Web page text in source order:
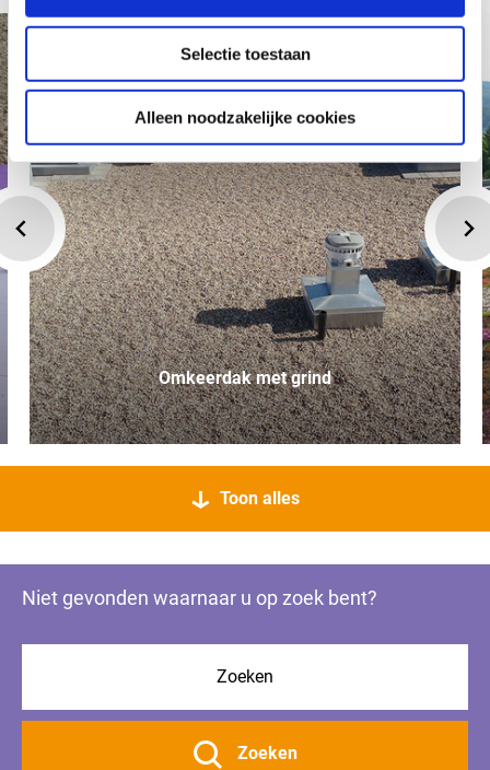
Selectie toestaan
Alleen noodzakelijke cookies
Omkeerdak met grind
Toon alles
Niet gevonden waarnaar u op zoek bent?
Zoeken